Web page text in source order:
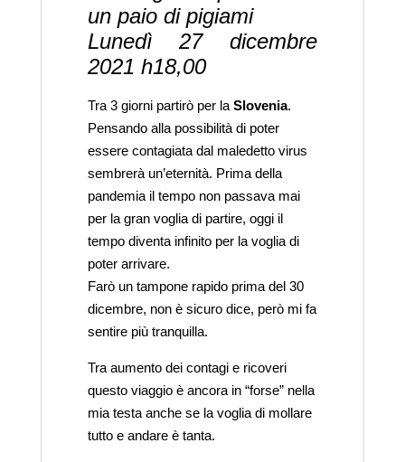
un paio di pigiami
Lunedì 27 dicembre
2021 h18,00
Tra 3 giorni partirò per la Slovenia.
Pensando alla possibilità di poter
essere contagiata dal maledetto virus
sembrerà un’eternità. Prima della
pandemia il tempo non passava mai
per la gran voglia di partire, oggi il
tempo diventa infinito per la voglia di
poter arrivare.
Farò un tampone rapido prima del 30
dicembre, non è sicuro dice, però mi fa
sentire più tranquilla.
Tra aumento dei contagi e ricoveri
questo viaggio è ancora in “forse” nella
mia testa anche se la voglia di mollare
tutto e andare è tanta.